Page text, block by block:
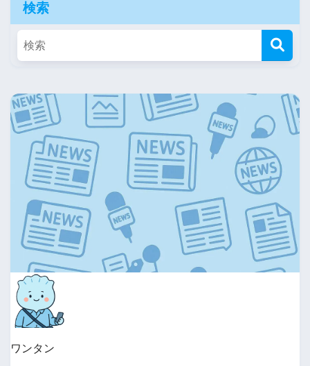
検索
ワンタン